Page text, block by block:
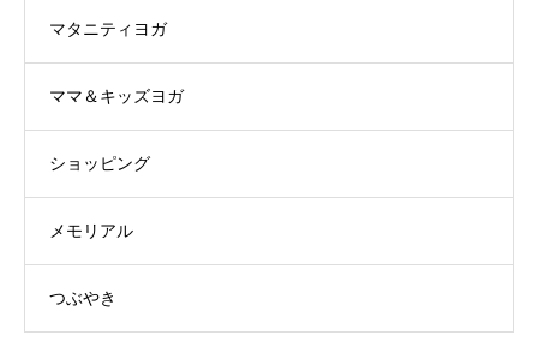
マタニティヨガ
ママ＆キッズヨガ
ショッピング
メモリアル
つぶやき